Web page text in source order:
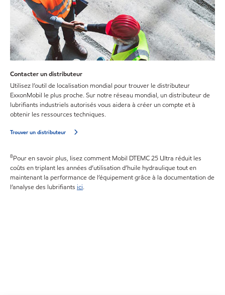
Contacter un distributeur
Utilisez l’outil de localisation mondial pour trouver le distributeur
ExxonMobil le plus proche. Sur notre réseau mondial, un distributeur de
lubrifiants industriels autorisés vous aidera à créer un compte et à
obtenir les ressources techniques.
Trouver un distributeur
8Pour en savoir plus, lisez comment Mobil DTEMC 25 Ultra réduit les
coûts en triplant les années d’utilisation d’huile hydraulique tout en
maintenant la performance de l’équipement grâce à la documentation de
l’analyse des lubrifiants ici.